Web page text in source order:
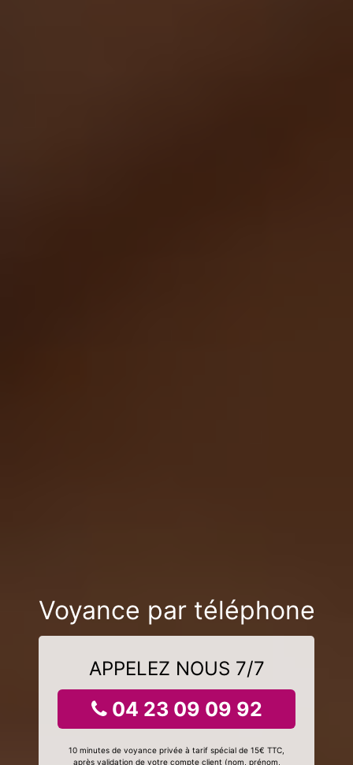
Voyance par téléphone
APPELEZ NOUS 7/7
04 23 09 09 92
10 minutes de voyance privée à tarif spécial de 15€ TTC,
après validation de votre compte client (nom, prénom,